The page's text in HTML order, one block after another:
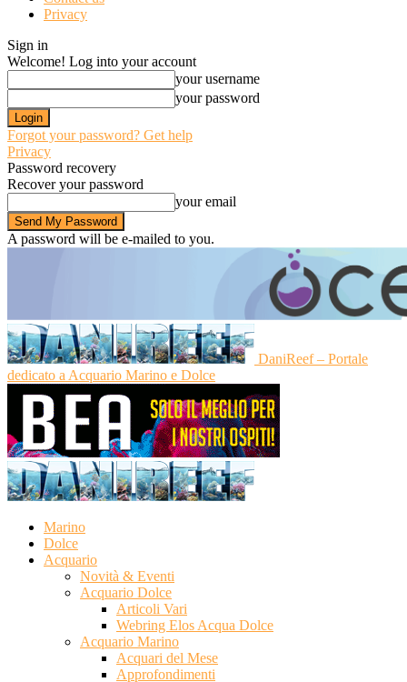
Privacy
Sign in
Welcome! Log into your account
your username
your password
Forgot your password? Get help
Privacy
Password recovery
Recover your password
your email
A password will be e-mailed to you.
DaniReef – Portale
dedicato a Acquario Marino e Dolce
Marino
Dolce
Acquario
Novità & Eventi
Acquario Dolce
Articoli Vari
Webring Elos Acqua Dolce
Acquario Marino
Acquari del Mese
Approfondimenti